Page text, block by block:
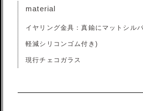
material
イヤリング金具：真鍮にマットシル
軽減シリコンゴム付き)
現行チェコガラス